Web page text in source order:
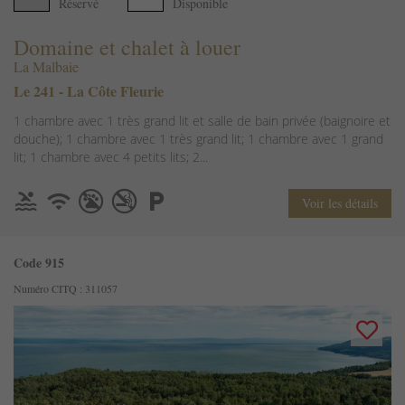
Domaine et chalet à louer
La Malbaie
Le 241 - La Côte Fleurie
1 chambre avec 1 très grand lit et salle de bain privée (baignoire et
douche); 1 chambre avec 1 très grand lit; 1 chambre avec 1 grand
lit; 1 chambre avec 4 petits lits; 2...
Voir les détails
Code 915
Numéro CITQ : 311057